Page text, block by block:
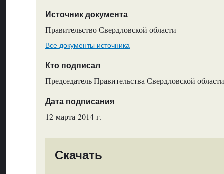
Источник документа
Правительство Свердловской области
Все документы источника
Кто подписал
Председатель Правительства Свердловской
Дата подписания
12 марта 2014 г.
Скачать